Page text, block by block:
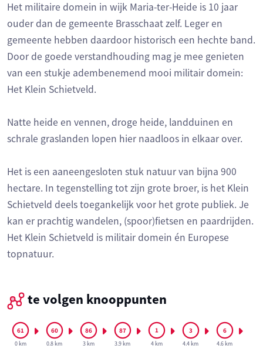
Het militaire domein in wijk Maria-ter-Heide is 10 jaar
ouder dan de gemeente Brasschaat zelf. Leger en
gemeente hebben daardoor historisch een hechte band.
Door de goede verstandhouding mag je mee genieten
van een stukje adembenemend mooi militair domein:
Het Klein Schietveld.
Natte heide en vennen, droge heide, landduinen en
schrale graslanden lopen hier naadloos in elkaar over.
Het is een aaneengesloten stuk natuur van bijna 900
hectare. In tegenstelling tot zijn grote broer, is het Klein
Schietveld deels toegankelijk voor het grote publiek. Je
kan er prachtig wandelen, (spoor)fietsen en paardrijden.
Het Klein Schietveld is militair domein én Europese
topnatuur.
te volgen knooppunten
0 km 0.8 km 3 km 3.9 km 4 km 4.4 km 4.6 km